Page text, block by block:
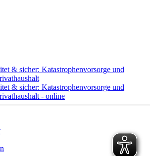
& sicher: Katastrophenvorsorge und
& sicher: Katastrophenvorsorge und
- online